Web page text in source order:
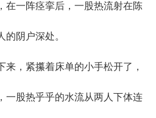
在一阵痉挛后，一股热流射在陈
阴户深处。
，紧攥着床单的小手松开了，
一股热乎乎的水流从两人下体连